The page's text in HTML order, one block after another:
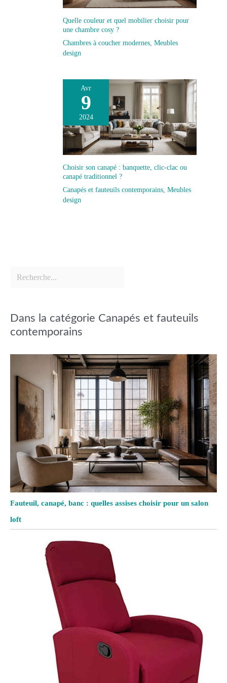
Quelle couleur et quel mobilier choisir pour
une chambre cosy ?
Chambres à coucher modernes, Meubles
design
Avr
9
2024
Choisir son canapé : banquette, clic-clac ou
canapé traditionnel ?
Canapés et fauteuils contemporains, Meubles
design
Dans la catégorie Canapés et fauteuils
contemporains
Fauteuil, canapé, banc : quelles assises choisir pour un salon
loft